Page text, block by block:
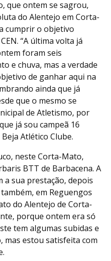
que ontem se sagrou,
do Alentejo em Corta-
cumprir o objetivo
“A última volta já
foram seis
e chuva, mas a verdade
de ganhar aqui na
ainda que já
que o mesmo se
de Atletismo, por
já sou campeã 16
Atlético Clube.
neste Corta-Mato,
BTT de Barbacena. A
a sua prestação, depois
em Reguengos
do Alentejo de Corta-
porque ontem era só
tem algumas subidas e
mas estou satisfeita com